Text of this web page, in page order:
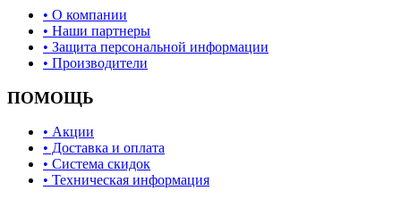
• О компании
• Наши партнеры
• Защита персональной информации
• Производители
ПОМОЩЬ
• Акции
• Доставка и оплата
• Система скидок
• Техническая информация